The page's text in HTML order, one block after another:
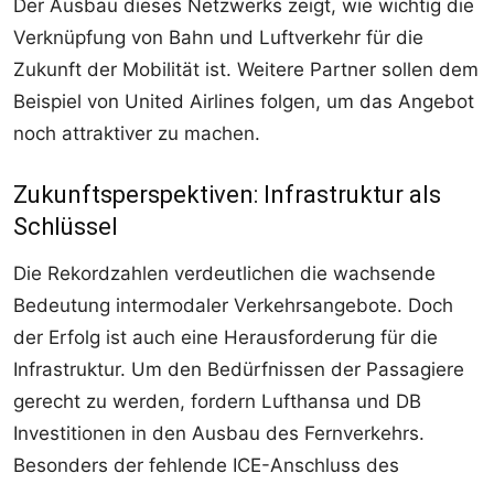
Der Ausbau dieses Netzwerks zeigt, wie wichtig die
Verknüpfung von Bahn und Luftverkehr für die
Zukunft der Mobilität ist. Weitere Partner sollen dem
Beispiel von United Airlines folgen, um das Angebot
noch attraktiver zu machen.
Zukunftsperspektiven: Infrastruktur als
Schlüssel
Die Rekordzahlen verdeutlichen die wachsende
Bedeutung intermodaler Verkehrsangebote. Doch
der Erfolg ist auch eine Herausforderung für die
Infrastruktur. Um den Bedürfnissen der Passagiere
gerecht zu werden, fordern Lufthansa und DB
Investitionen in den Ausbau des Fernverkehrs.
Besonders der fehlende ICE-Anschluss des